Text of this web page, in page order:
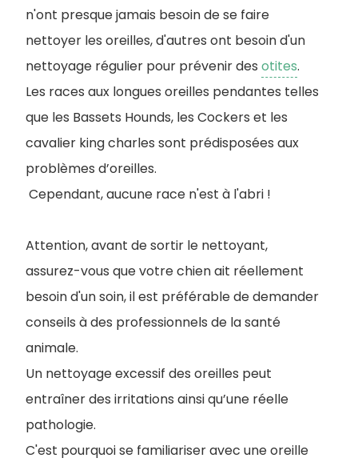
n'ont presque jamais besoin de se faire
nettoyer les oreilles, d'autres ont besoin d'un
nettoyage régulier pour prévenir des otites.
Les races aux longues oreilles pendantes telles
que les Bassets Hounds, les Cockers et les
cavalier king charles sont prédisposées aux
problèmes d’oreilles.
Cependant, aucune race n'est à l'abri !
Attention, avant de sortir le nettoyant,
assurez-vous que votre chien ait réellement
besoin d'un soin, il est préférable de demander
conseils à des professionnels de la santé
animale.
Un nettoyage excessif des oreilles peut
entraîner des irritations ainsi qu’une réelle
pathologie.
C'est pourquoi se familiariser avec une oreille